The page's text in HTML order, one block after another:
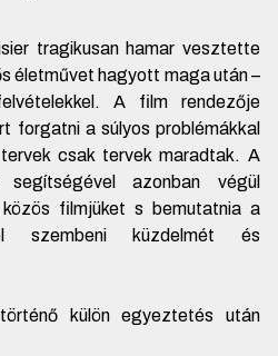
tragikusan hamar vesztette
életművet hagyott maga után –
A film rendezője
forgatni a súlyos problémákkal
csak tervek maradtak. A
segítségével azonban végül
filmjüket s bemutatnia a
szembeni küzdelmét és
külön egyeztetés után